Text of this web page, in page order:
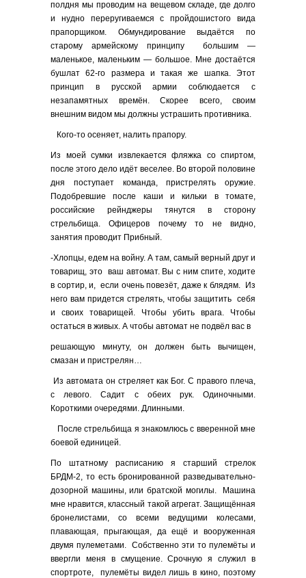
полдня мы проводим на вещевом складе, где долго
и нудно переругиваемся с пройдошистого вида
прапорщиком. Обмундирование выдаётся по
старому армейскому принципу большим —
маленькое, маленьким — большое. Мне достаётся
бушлат 62-го размера и такая же шапка. Этот
принцип в русской армии соблюдается с
незапамятных времён. Скорее всего, своим
внешним видом мы должны устрашить противника.
Кого-то осеняет, налить прапору.
Из моей сумки извлекается фляжка со спиртом,
после этого дело идёт веселее. Во второй половине
дня поступает команда, пристрелять оружие.
Подобревшие после каши и кильки в томате,
российские рейнджеры тянутся в сторону
стрельбища. Офицеров почему то не видно,
занятия проводит Прибный.
-Хлопцы, едем на войну. А там, самый верный друг и
товарищ, это ваш автомат. Вы с ним спите, ходите
в сортир, и, если очень повезёт, даже к блядям. Из
него вам придется стрелять, чтобы защитить себя
и своих товарищей. Чтобы убить врага. Чтобы
остаться в живых. А чтобы автомат не подвёл вас в
решающую минуту, он должен быть вычищен,
смазан и пристрелян…
Из автомата он стреляет как Бог. С правого плеча,
с левого. Садит с обеих рук. Одиночными.
Короткими очередями. Длинными.
После стрельбища я знакомлюсь с вверенной мне
боевой единицей.
По штатному расписанию я старший стрелок
БРДМ-2, то есть бронированной разведывательно-
дозорной машины, или братской могилы. Машина
мне нравится, классный такой агрегат. Защищённая
бронелистами, со всеми ведущими колесами,
плавающая, прыгающая, да ещё и вооруженная
двумя пулеметами. Собственно эти то пулемёты и
ввергли меня в смущение. Срочную я служил в
спортроте, пулемёты видел лишь в кино, поэтому